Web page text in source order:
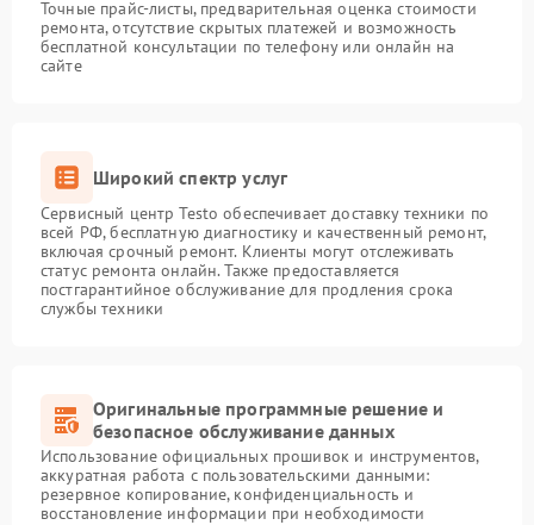
Точные прайс-листы, предварительная оценка стоимости
ремонта, отсутствие скрытых платежей и возможность
бесплатной консультации по телефону или онлайн на
сайте
Широкий спектр услуг
Сервисный центр Testo обеспечивает доставку техники по
всей РФ, бесплатную диагностику и качественный ремонт,
включая срочный ремонт. Клиенты могут отслеживать
статус ремонта онлайн. Также предоставляется
постгарантийное обслуживание для продления срока
службы техники
Оригинальные программные решение и
безопасное обслуживание данных
Использование официальных прошивок и инструментов,
аккуратная работа с пользовательскими данными:
резервное копирование, конфиденциальность и
восстановление информации при необходимости